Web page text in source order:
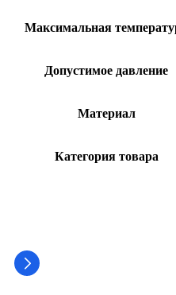
Максимальная
Допустимое давление
Материал
Категория товара